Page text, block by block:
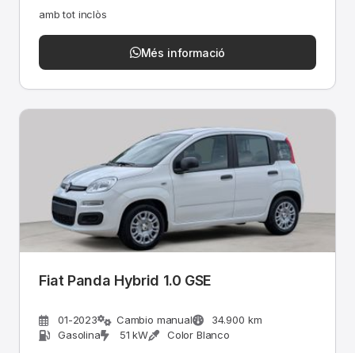
amb tot inclòs
Més informació
Fiat Panda Hybrid 1.0 GSE
01-2023 Cambio manual
34.900 km
Gasolina
51 kW Color Blanco